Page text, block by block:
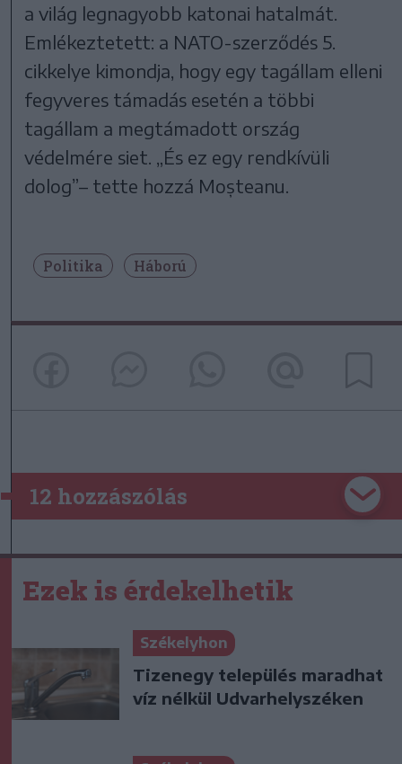
a világ legnagyobb katonai hatalmát.
Emlékeztetett: a NATO-szerződés 5.
cikkelye kimondja, hogy egy tagállam elleni
fegyveres támadás esetén a többi
tagállam a megtámadott ország
védelmére siet. „És ez egy rendkívüli
dolog”– tette hozzá Moșteanu.
Politika Háború
12 hozzászólás
Ezek is érdekelhetik
Székelyhon
Tizenegy település maradhat
víz nélkül Udvarhelyszéken